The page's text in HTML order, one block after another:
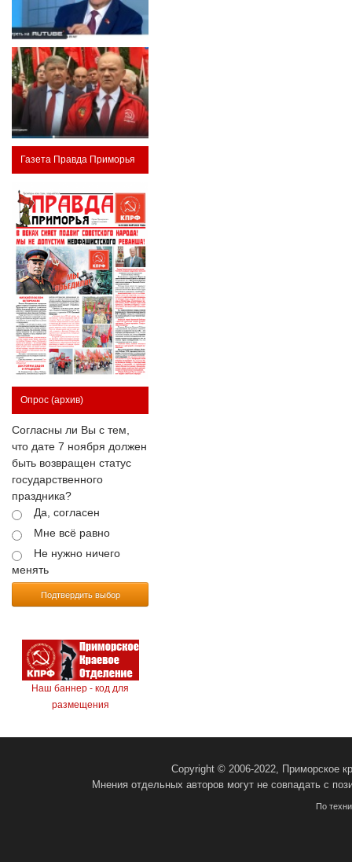
Газета Правда Приморья
Опрос (архив)
Согласны ли Вы с тем,
что дате 7 ноября должен
быть возвращен статус
государственного
праздника?
Да, согласен
Мне всё равно
Не нужно ничего
менять
Подтвердить выбор
Наш баннер - код для
размещения
Copyright © 2006-2022, Приморское
Мнения отдельных авторов могут не совпадать с
По